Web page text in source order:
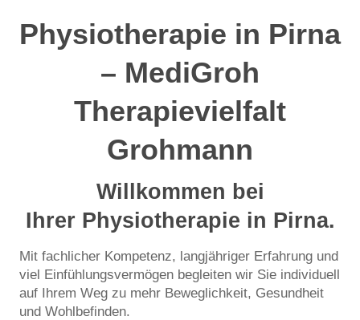
Physiotherapie in Pirna
– MediGroh
Therapievielfalt
Grohmann
Willkommen bei
Ihrer Physiotherapie in Pirna.
Mit fachlicher Kompetenz, langjähriger Erfahrung und
viel Einfühlungsvermögen begleiten wir Sie individuell
auf Ihrem Weg zu mehr Beweglichkeit, Gesundheit
und Wohlbefinden.